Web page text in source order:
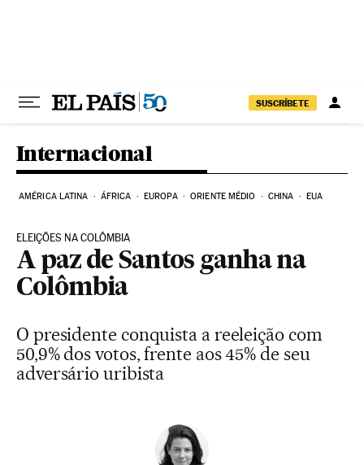
SUSCRÍBETE
Internacional
AMÉRICA LATINA ÁFRICA EUROPA ORIENTE MÉDIO CHINA EUA
ELEIÇÕES NA COLÔMBIA
A paz de Santos ganha na
Colômbia
O presidente conquista a reeleição com
50,9% dos votos, frente aos 45% de seu
adversário uribista